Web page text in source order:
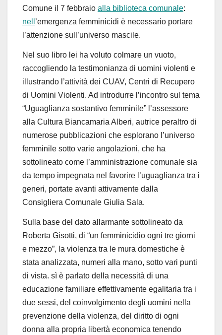
Comune il 7 febbraio alla biblioteca comunale:
nell ’emergenza femminicidi è necessario portare
’attenzione sull ’universo mascile.
Nel suo libro lei ha voluto colmare un vuoto,
raccogliendo la testimonianza di uomini violenti e
illustrando l ’attività dei CUAV, Centri di Recupero
di Uomini Violenti. Ad introdurre l ’incontro sul tema
“Uguaglianza sostantivo femminile” ’assessore
alla Cultura Biancamaria Alberi, autrice peraltro di
numerose pubblicazioni che esplorano l ’universo
femminile sotto varie angolazioni, che ha
sottolineato come l ’amministrazione comunale sia
da tempo impegnata nel favorire l ’uguaglianza tra i
generi, portate avanti attivamente dalla
Consigliera Comunale Giulia Sala.
Sulla base del dato allarmante sottolineato da
Roberta Gisotti, di “un femminicidio ogni tre giorni
e mezzo”, l a violenza tra le mura domestiche è
stata analizzata, numeri alla mano, sotto vari punti
di vista. sì è parlato de lla necessità di una
educazione familiare effettivamente egalitaria tra i
due sessi, del coinvolgimento degli uomini nella
prevenzione della violenza, del diritto di ogni
donna alla propria libertà economica tenendo